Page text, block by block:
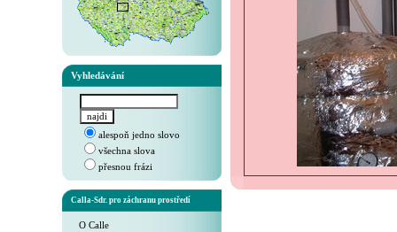
Vyhledávání
alespoň jedno slovo
všechna slova
přesnou frázi
Calla-Sdr. pro záchranu prostředí
O Calle